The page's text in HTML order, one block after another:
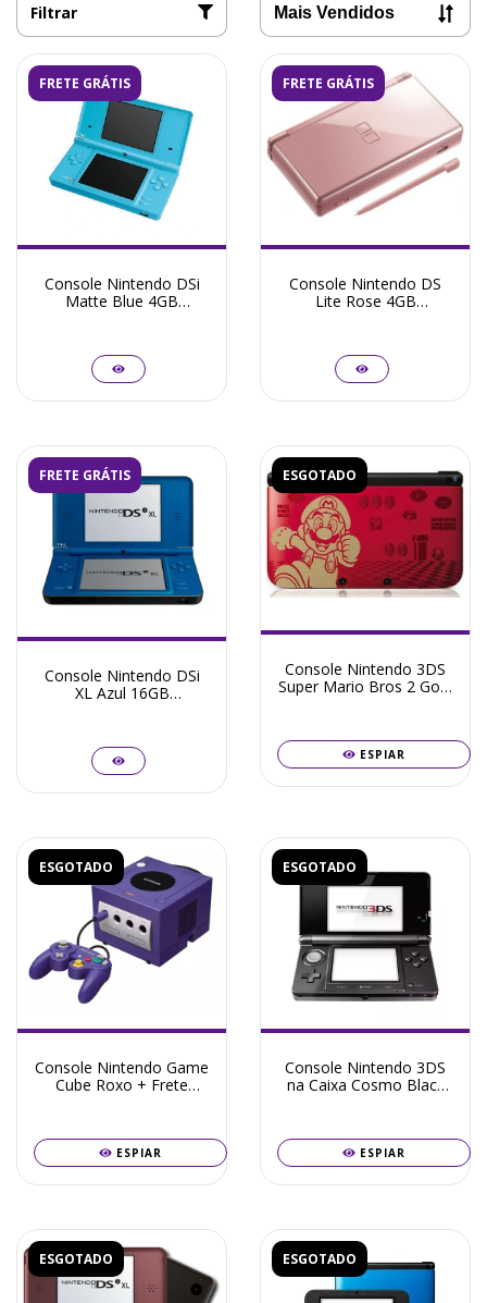
Filtrar
FRETE GRÁTIS
Console Nintendo DSi
Matte Blue 4GB
FRETE GRÁTIS
Console Nintendo DS
Lite Rose 4GB
FRETE GRÁTIS
Console Nintendo DSi
XL Azul 16GB
ESGOTADO
Console Nintendo 3DS
Super Mario Bros 2 Gold
Grátis + Garantia ZG!
ESPIAR
ESGOTADO
Console Nintendo Game
Cube Roxo + Frete
ESPIAR
ESGOTADO
Console Nintendo 3DS
na Caixa Cosmo Black
ZG!
ESPIAR
ESGOTADO ESGOTADO